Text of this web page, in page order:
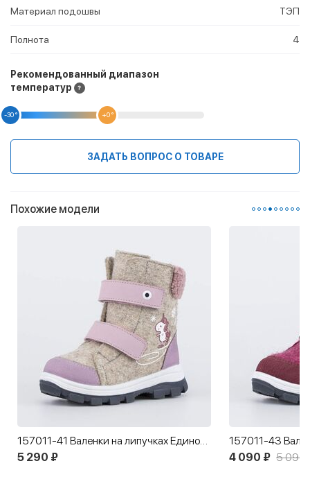
Материал подошвы ТЭП
Полнота 4
Рекомендованный диапазон
температур
-30 ° +0 °
ЗАДАТЬ ВОПРОС О ТОВАРЕ
Похожие модели
157011-41 Валенки на липучках Единорожка
5 290 ₽
4 090 ₽ 5 090